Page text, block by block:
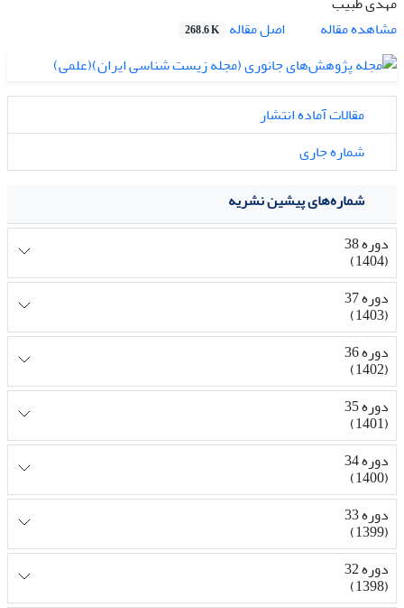
مشاهده مقاله
اصل مقاله 268.6 K
مقالات آماده انتشار
شماره جاری
شماره‌های پیشین نشریه
دوره 38
(1404)
دوره 37
(1403)
دوره 36
(1402)
دوره 35
(1401)
دوره 34
(1400)
دوره 33
(1399)
دوره 32
(1398)